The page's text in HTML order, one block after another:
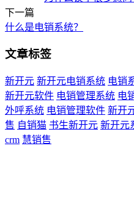
下一篇
什么是电销系统？
文章标签
新开元 新开元电销系统 电销
新开元软件 电销管理系统 电
外呼系统 电销管理软件 新开
售 自销猫 书生新开元 新开元
crm 慧销售